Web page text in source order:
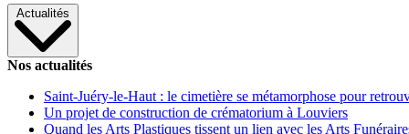
Actualités
Nos actualités
Saint-Juéry-le-Haut : le cimetière se métamorphose pour
Un projet de construction de crématorium à Louviers
Quand les Arts Plastiques tissent un lien avec les Arts